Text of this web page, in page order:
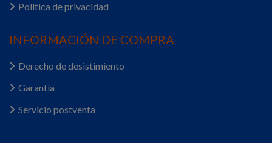
Política de privacidad
INFORMACIÓN DE COMPRA
Derecho de desistimiento
Garantía
Servicio postventa